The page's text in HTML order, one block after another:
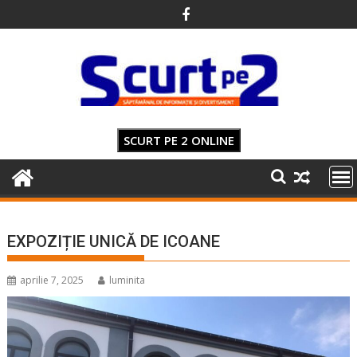
to
SCURT PE 2 ONLINE
EXPOZIȚIE UNICĂ DE ICOANE
aprilie 7, 2025 luminita